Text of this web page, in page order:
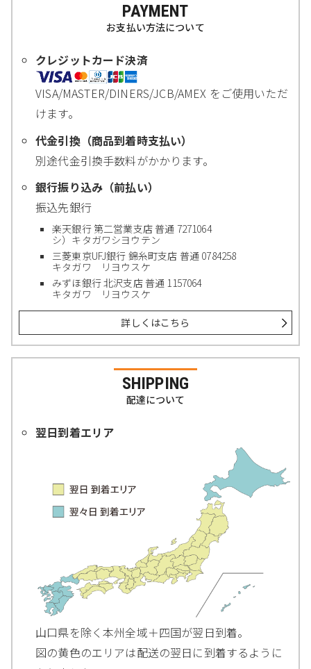
PAYMENT
お支払い方法について
クレジットカード決済
VISA/MASTER/DINERS/JCB/AMEX をご使用いただ
けます。
代金引換（商品到着時支払い）
別途代金引換手数料がかかります。
銀行振り込み（前払い）
振込先銀行
楽天銀行 第二営業支店 普通 7271064
シ）キタガワシヨウテン
三菱東京UFJ銀行 錦糸町支店 普通 0784258
キタガワ リヨウスケ
みずほ銀行 北沢支店 普通 1157064
キタガワ リヨウスケ
詳しくはこちら
SHIPPING
配達について
翌日到着エリア
山口県を除く本州全域＋四国が翌日到着。
図の黄色のエリアは配送の翌日に到着するように